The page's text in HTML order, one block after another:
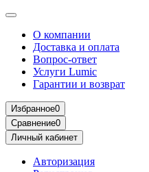
О компании
Доставка и оплата
Вопрос-ответ
Услуги Lumic
Гарантии и возврат
Избранное0
Сравнение0
Личный кабинет
Авторизация